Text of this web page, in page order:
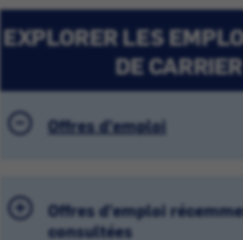
EXPLORER LES
DE CARRIER
Offres d'emploi
Offres d'emploi
consultées